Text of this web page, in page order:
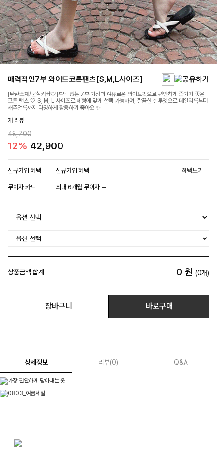
매력적인7부 와이드코튼팬츠[S,M,L사이즈]
[탄탄소재/군살커버🤍]부담 없는 7부 기장과 여유로운 와이드핏으로 편안하게 즐기기 좋은
코튼 팬츠 🤍 S, M, L 사이즈로 체형에 맞게 선택 가능하며, 깔끔한 실루엣으로 데일리룩부터
캐주얼룩까지 다양하게 활용하기 좋아요 ✨
개 리뷰
48,700
12% 42,900
신규가입 혜택 신규가입 혜택 혜택보기
무이자 카드 최대 6개월 무이자
상품금액 합계 0 원 (0개)
장바구니 바로구매
상세정보 리뷰(0) Q&A